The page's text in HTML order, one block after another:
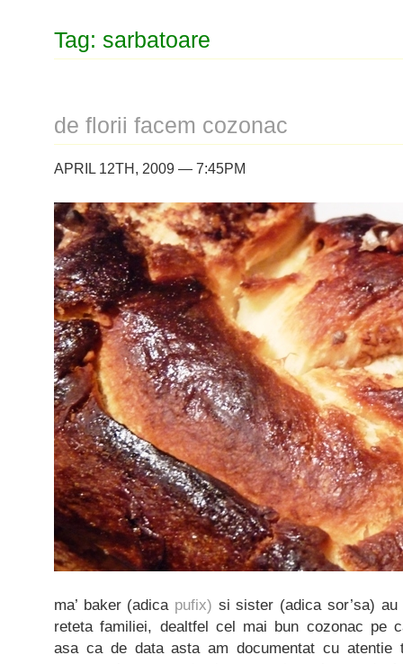
Tag: sarbatoare
de florii facem cozonac
APRIL 12TH, 2009 — 7:45PM
ma’ baker (adica pufix) si sister (adica sor’sa)
reteta familiei, dealtfel cel mai bun cozonac pe
asa ca de data asta am documentat cu